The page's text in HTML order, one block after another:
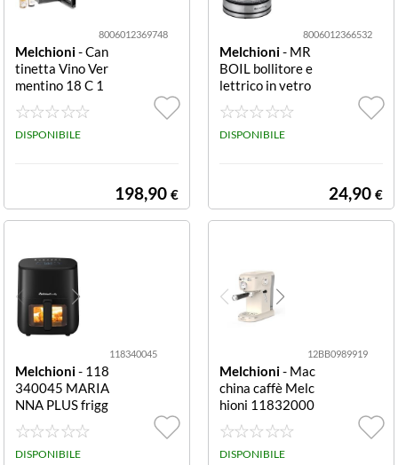
8006012369748
Melchioni- Can
tinetta Vino Ver
mentino 18 C 1
8 Bottiglie MEL
CHIONI CANTI.
VINI VERMENT
DISPONIBILE
198,90 €
8006012366532
Melchioni- MR
BOIL bollitore e
lettrico in vetro
1,7 L 2200 W B
ollitore in vetro
MR BOIL, capac
e H210xL160x
DISPONIBILE
24,90 €
118340045
Melchioni- 118
340045 MARIA
NNA PLUS frigg
itrice ad aria 5 L
con oblò MELCH
IONI FRIGGITR
DISPONIBILE
12BB0989919
Melchioni- Mac
china caffè Melc
hioni 11832000
3 AROMATICA
Plus 3in1 White
Plus 3in1
DISPONIBILE